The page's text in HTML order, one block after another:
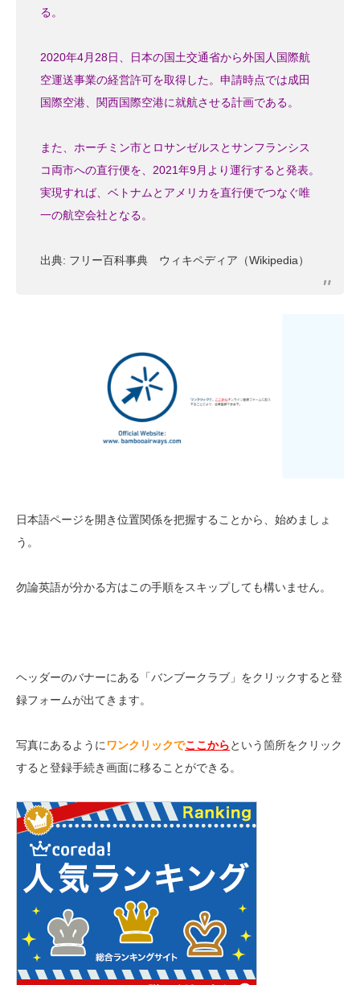
る。
2020年4月28日、日本の国土交通省から外国人国際航
空運送事業の経営許可を取得した。申請時点では成田
国際空港、関西国際空港に就航させる計画である。
また、ホーチミン市とロサンゼルスとサンフランシス
コ両市への直行便を、2021年9月より運行すると発表。
実現すれば、ベトナムとアメリカを直行便でつなぐ唯
一の航空会社となる。
出典: フリー百科事典 ウィキペディア（Wikipedia）
日本語ページを開き位置関係を把握することから、始めましょ
う。
勿論英語が分かる方はこの手順をスキップしても構いません。
ヘッダーのバナーにある「バンブークラブ」をクリックすると登
録フォームが出てきます。
写真にあるようにワンクリックでここからという箇所をクリック
すると登録手続き画面に移ることができる。